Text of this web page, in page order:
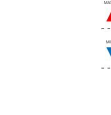
-
-